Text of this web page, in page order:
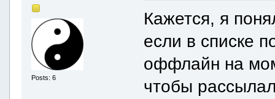
Posts: 6
Кажется, я
если в списке
оффлайн на
чтобы